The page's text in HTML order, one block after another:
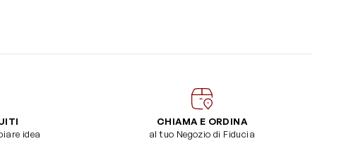
idea
CHIAMA E ORDINA
al tuo Negozio di Fiducia